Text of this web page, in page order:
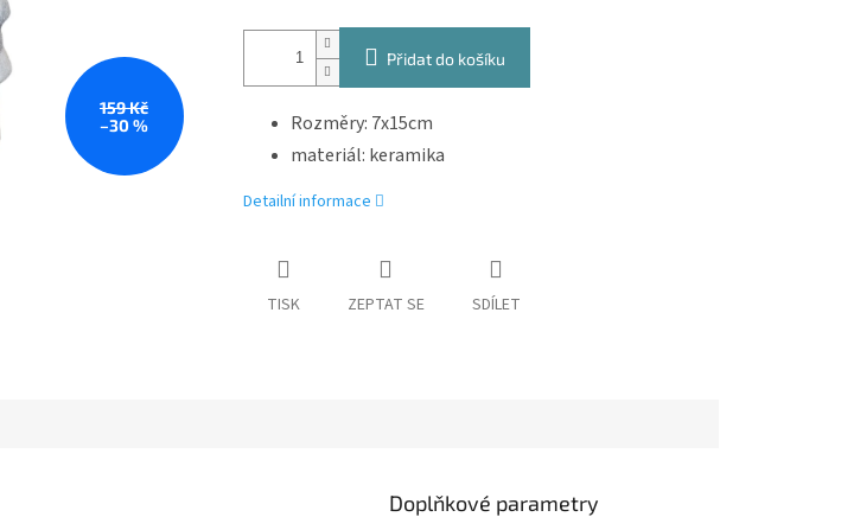
159 Kč
–30 %
Přidat do košíku
Rozměry: 7x15cm
materiál: keramika
Detailní informace
TISK ZEPTAT SE SDÍLET
Doplňkové parametry